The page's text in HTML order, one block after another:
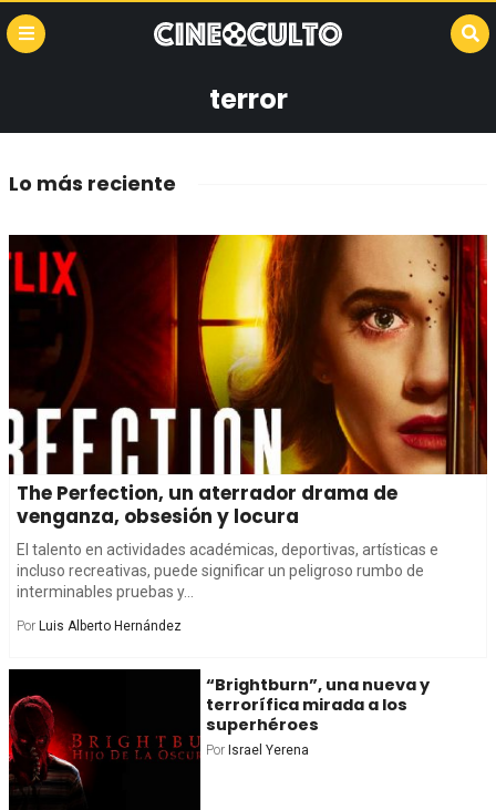
terror
Lo más reciente
The Perfection, un aterrador drama de
venganza, obsesión y locura
El talento en actividades académicas, deportivas, artísticas e
incluso recreativas, puede significar un peligroso rumbo de
interminables pruebas y...
Por Luis Alberto Hernández
“Brightburn”, una nueva y
terrorífica mirada a los
superhéroes
Por Israel Yerena